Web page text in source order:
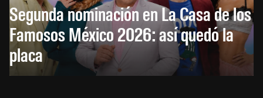
Segunda nominación en La Casa de los
Famosos México 2026: así quedó la
placa